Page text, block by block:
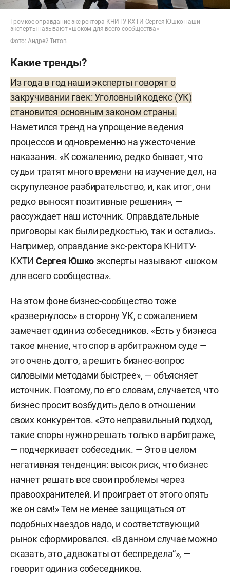
Громкое оправдание экс-ректора КНИТУ-КХТИ Сергея Юшко наши
эксперты называют «шоком для всего сообщества»
Фото: Андрей Титов
Какие тренды?
Из года в год наши эксперты говорят о
закручивании гаек: Уголовный кодекс (УК)
становится основным законом страны.
Наметился тренд на упрощение ведения
процессов и одновременно на ужесточение
наказания. «К сожалению, редко бывает, что
судьи тратят много времени на изучение дел, на
скрупулезное разбирательство, и, как итог, они
редко выносят позитивные решения», —
рассуждает наш источник. Оправдательные
приговоры как были редкостью, так и остались.
Например, оправдание экс-ректора КНИТУ-
КХТИ Сергея Юшкоэксперты называют «шоком
для всего сообщества».
На этом фоне бизнес-сообщество тоже
«развернулось» в сторону УК, с сожалением
замечает один из собеседников. «Есть у бизнеса
такое мнение, что спор в арбитражном суде —
это очень долго, а решить бизнес-вопрос
силовыми методами быстрее», — объясняет
источник. Поэтому, по его словам, случается, что
бизнес просит возбудить дело в отношении
своих конкурентов. «Это неправильный подход,
такие споры нужно решать только в арбитраже,
— подчеркивает собеседник. — Это в целом
негативная тенденция: высок риск, что бизнес
начнет решать все свои проблемы через
правоохранителей. И проиграет от этого опять
же он сам!» Тем не менее защищаться от
подобных наездов надо, и соответствующий
рынок сформировался. «В данном случае можно
сказать, это „адвокаты от беспредела“», —
говорит один из собеседников.